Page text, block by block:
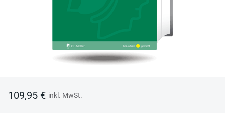
109,95 € inkl. MwSt.